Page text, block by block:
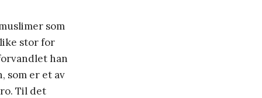
som
stor for
han
som er et av
Til det